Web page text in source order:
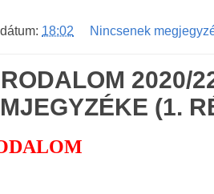
dátum: 18:02 Nincsenek
2020/
(1.